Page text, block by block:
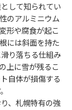
して知られてい
のアルミニウム
形や腐食が起こ
には斜面を持た
り落ちる仕組み
上に雪が残るこ
自体が損傷する
、札幌特有の強